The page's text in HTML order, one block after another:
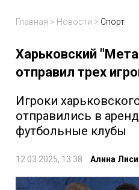
Главная > Новости > Спорт
Харьковский
отправил трех
Игроки
отправились в
футбольные клубы
12.03.2025, 13:38 Алина